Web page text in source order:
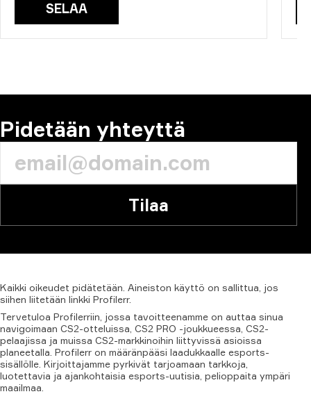
SELAA
Pidetään yhteyttä
Tilaa
Kaikki oikeudet pidätetään. Aineiston käyttö on sallittua, jos
siihen liitetään linkki Profilerr.
Tervetuloa Profilerriin, jossa tavoitteenamme on auttaa sinua
navigoimaan CS2-otteluissa, CS2 PRO -joukkueessa, CS2-
pelaajissa ja muissa CS2-markkinoihin liittyvissä asioissa
planeetalla. Profilerr on määränpääsi laadukkaalle esports-
sisällölle. Kirjoittajamme pyrkivät tarjoamaan tarkkoja,
luotettavia ja ajankohtaisia esports-uutisia, pelioppaita ympäri
maailmaa.